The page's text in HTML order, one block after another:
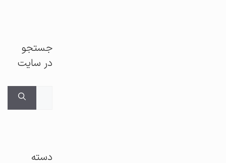
جستجو
در سایت
دسته